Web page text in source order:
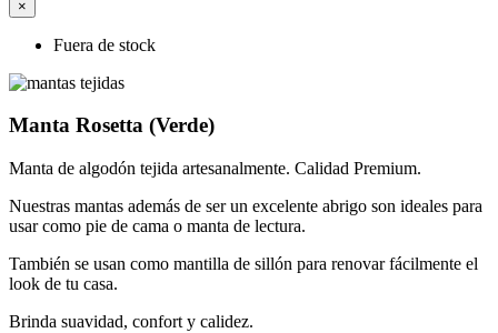
×
Fuera de stock
Manta Rosetta (Verde)
Manta de algodón tejida artesanalmente. Calidad Premium.
Nuestras mantas además de ser un excelente abrigo son ideales para
usar como pie de cama o manta de lectura.
También se usan como mantilla de sillón para renovar fácilmente el
look de tu casa.
Brinda suavidad, confort y calidez.